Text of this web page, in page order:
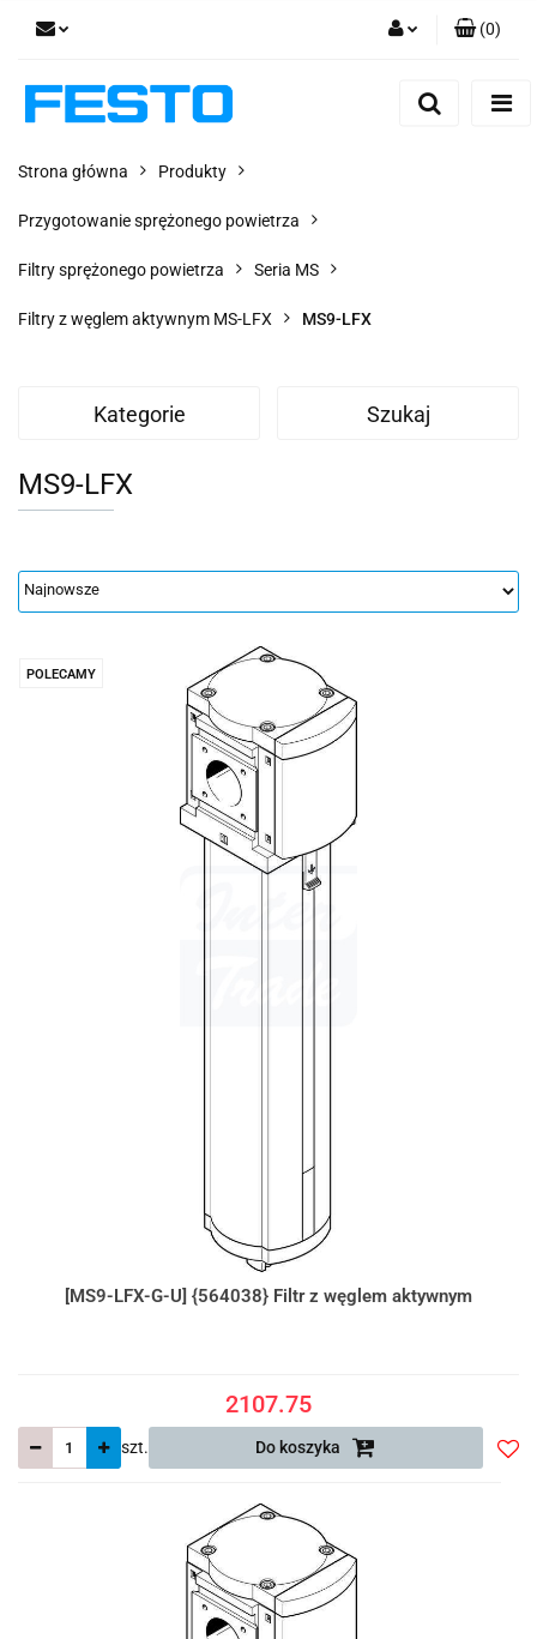
(0)
Strona główna Produkty
Przygotowanie sprężonego powietrza
Filtry sprężonego powietrza Seria MS
Filtry z węglem aktywnym MS-LFX MS9-LFX
Kategorie Szukaj
MS9-LFX
POLECAMY
[MS9-LFX-G-U] {564038} Filtr z węglem aktywnym
2107.75
szt. Do koszyka